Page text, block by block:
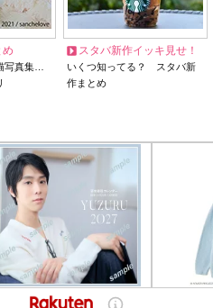
め
写真集…
スタバ新作イッキ見せ！
いくつ知ってる？ スタバ新
作まとめ